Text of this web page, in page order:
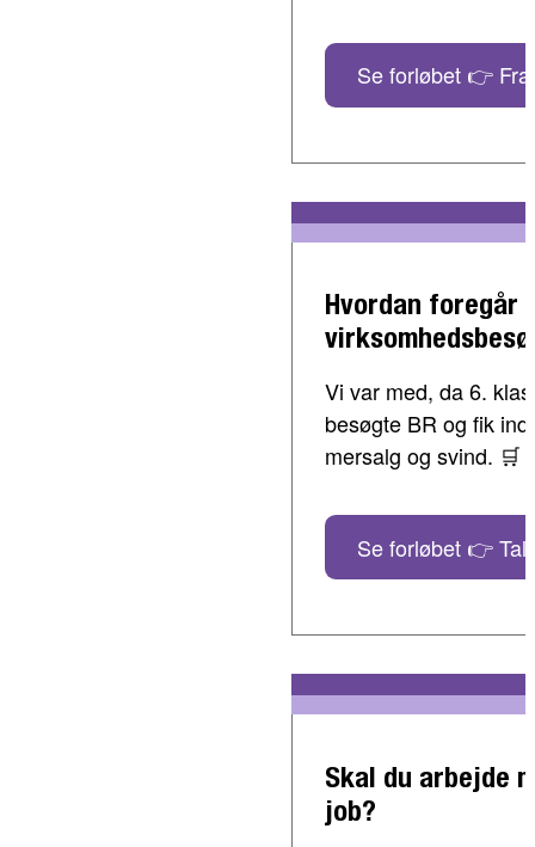
Se forløbet 👉
Hvordan foregår
Vi var med, da 6.
besøgte BR og fik
mersalg og svind. 🛒
Se forløbet 👉 Tal
Skal du arbejde
job?